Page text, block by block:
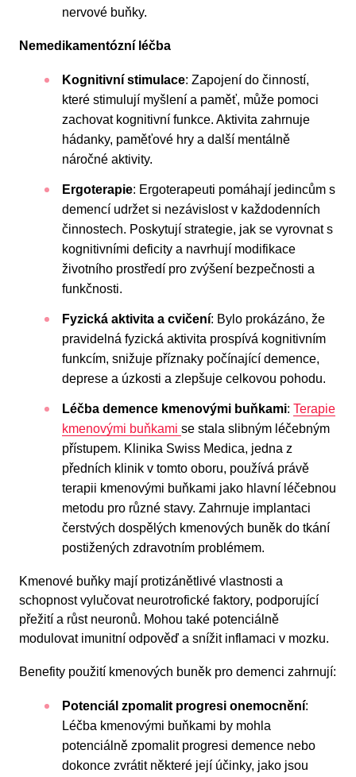
nervové buňky.
Nemedikamentózní léčba
Kognitivní stimulace: Zapojení do činností,
které stimulují myšlení a paměť, může pomoci
zachovat kognitivní funkce. Aktivita zahrnuje
hádanky, paměťové hry a další mentálně
náročné aktivity.
Ergoterapie: Ergoterapeuti pomáhají jedincům s
demencí udržet si nezávislost v každodenních
činnostech. Poskytují strategie, jak se vyrovnat s
kognitivními deficity a navrhují modifikace
životního prostředí pro zvýšení bezpečnosti a
funkčnosti.
Fyzická aktivita a cvičení: Bylo prokázáno, že
pravidelná fyzická aktivita prospívá kognitivním
funkcím, snižuje příznaky počínající demence,
deprese a úzkosti a zlepšuje celkovou pohodu.
Léčba demence kmenovými buňkami: Terapie
kmenovými buňkami se stala slibným léčebným
přístupem. Klinika Swiss Medica, jedna z
předních klinik v tomto oboru, používá právě
terapii kmenovými buňkami jako hlavní léčebnou
metodu pro různé stavy. Zahrnuje implantaci
čerstvých dospělých kmenových buněk do tkání
postižených zdravotním problémem.
Kmenové buňky mají protizánětlivé vlastnosti a
schopnost vylučovat neurotrofické faktory, podporující
přežití a růst neuronů. Mohou také potenciálně
modulovat imunitní odpověď a snížit inflamaci v mozku.
Benefity použití kmenových buněk pro demenci zahrnují:
Potenciál zpomalit progresi onemocnění:
Léčba kmenovými buňkami by mohla
potenciálně zpomalit progresi demence nebo
dokonce zvrátit některé její účinky, jako jsou